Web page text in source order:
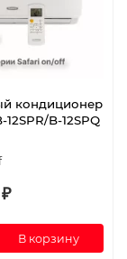
кондиционер
B-12SPQ
В корзину